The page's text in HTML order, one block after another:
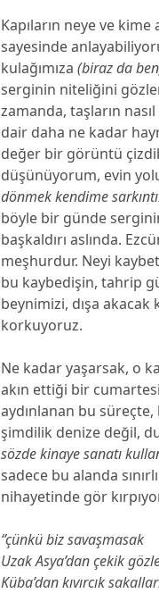
Kapıların neye ve
sayesinde
kulağımıza(biraz da
serginin niteliğini
zamanda, taşların
dair daha ne kadar
değer bir görüntü
düşünüyorum, evin
dönmek kendime
böyle bir günde
başkaldırı aslında.
meşhurdur. Neyi
bu kaybedişin, tahrip
beynimizi, dışa akacak
korkuyoruz.
Ne kadar yaşarsak, o
akın ettiği bir
aydınlanan bu süreçte,
şimdilik denize değil,
sözde kinaye sanatı
sadece bu alanda
nihayetinde gör
‘’çünkü biz savaşmasak
Uzak Asya’dan çekik
Küba’dan kıvırcık